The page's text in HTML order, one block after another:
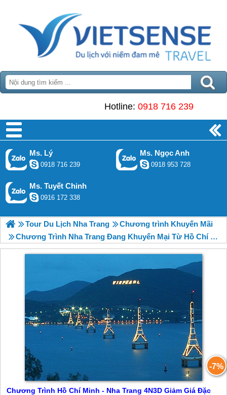
Hotline: 0918 716 239
Ms. Lý
0918 716 239
Ms. Ngọc Anh
0918 953 728
Ms. Tuyết Chinh
0916 172 338
Tour Du Lịch Nha Trang
Chương trình Khuyến Mãi
Chương Trình Nha Trang Đang Khuyến Mại Từ Hồ Chí Minh Tháng 12
-7%
Chương Trình Hồ Chí Minh - Nha Trang 4N3D Giảm Giá Đặc